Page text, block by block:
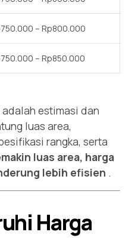
– Rp800.000
– Rp850.000
estimasi dan
luas area,
rangka, serta
luas area, harga
lebih efisien .
Harga